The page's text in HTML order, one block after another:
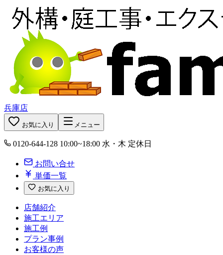
兵庫店
お気に入り メニュー
0120-644-128 10:00~18:00 水・木 定休日
お問い合せ
単価一覧
お気に入り
店舗紹介
施工エリア
施工例
プラン事例
お客様の声